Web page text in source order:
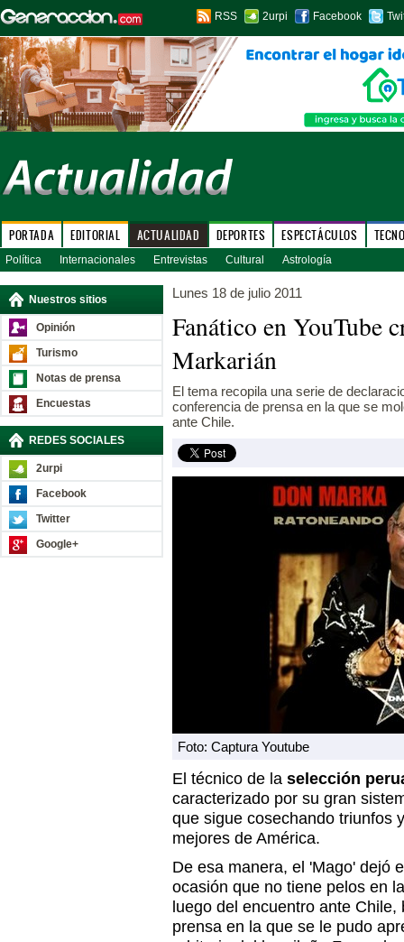
RSS 2urpi Facebook
PORTADA EDITORIAL ACTUALIDAD DEPORTES ESPECTÁCULOS
Política Internacionales Entrevistas Cultural Astrología
Nuestros sitios
Opinión
Turismo
Notas de prensa
Encuestas
REDES SOCIALES
2urpi
Facebook
Twitter
Google+
Lunes 18 de julio 2011
Fanático en YouTube
Markarián
El tema recopila una serie de
conferencia de prensa en la que se
ante Chile.
Foto: Captura Youtube
El técnico de la selección
caracterizado por su gran
que sigue cosechando triunfos
mejores de América.
De esa manera, el 'Mago' dejó
ocasión que no tiene pelos en
luego del encuentro ante
prensa en la que se le pudo